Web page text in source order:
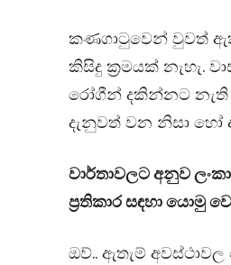
කණගාටුවෙන් වුවත්
කිසිදු ක්‍රමයක් නැහැ.
රෝගීන් දකින්නට නැති
දැනුවත් වන නිසා හෝ
වාර්තාවලට අනුව
ප්‍රතිකාර සඳහා යොමු
ඔව්.. ඇතැම්